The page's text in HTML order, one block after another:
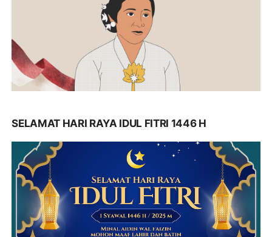
SELAMAT HARI RAYA IDUL FITRI 1446 H